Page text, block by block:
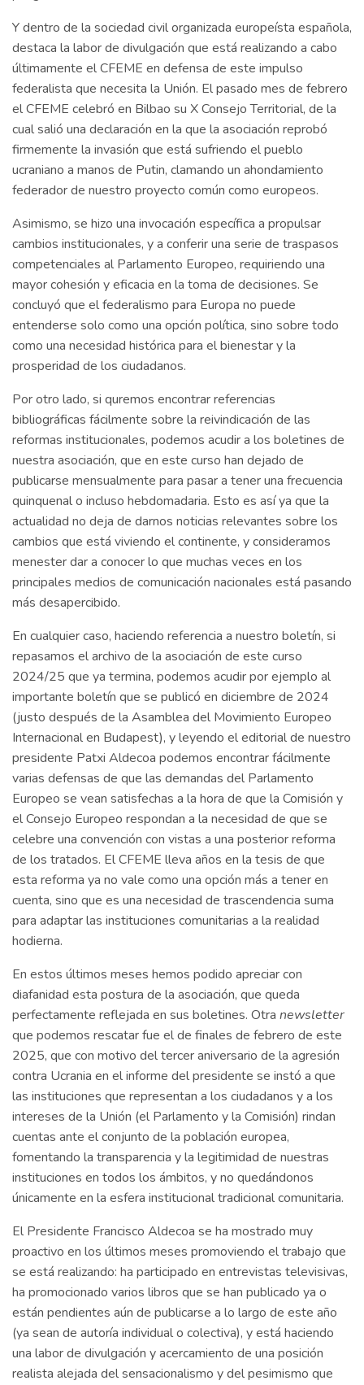
Y dentro de la sociedad civil organizada europeísta española,
destaca la labor de divulgación que está realizando a cabo
últimamente el CFEME en defensa de este impulso
federalista que necesita la Unión. El pasado mes de febrero
el CFEME celebró en Bilbao su X Consejo Territorial, de la
cual salió una declaración en la que la asociación reprobó
firmemente la invasión que está sufriendo el pueblo
ucraniano a manos de Putin, clamando un ahondamiento
federador de nuestro proyecto común como europeos.
Asimismo, se hizo una invocación específica a propulsar
cambios institucionales, y a conferir una serie de traspasos
competenciales al Parlamento Europeo, requiriendo una
mayor cohesión y eficacia en la toma de decisiones. Se
concluyó que el federalismo para Europa no puede
entenderse solo como una opción política, sino sobre todo
como una necesidad histórica para el bienestar y la
prosperidad de los ciudadanos.
Por otro lado, si quremos encontrar referencias
bibliográficas fácilmente sobre la reivindicación de las
reformas institucionales, podemos acudir a los boletines de
nuestra asociación, que en este curso han dejado de
publicarse mensualmente para pasar a tener una frecuencia
quinquenal o incluso hebdomadaria. Esto es así ya que la
actualidad no deja de darnos noticias relevantes sobre los
cambios que está viviendo el continente, y consideramos
menester dar a conocer lo que muchas veces en los
principales medios de comunicación nacionales está pasando
más desapercibido.
En cualquier caso, haciendo referencia a nuestro boletín, si
repasamos el archivo de la asociación de este curso
2024/25 que ya termina, podemos acudir por ejemplo al
importante boletín que se publicó en diciembre de 2024
(justo después de la Asamblea del Movimiento Europeo
Internacional en Budapest), y leyendo el editorial de nuestro
presidente Patxi Aldecoa podemos encontrar fácilmente
varias defensas de que las demandas del Parlamento
Europeo se vean satisfechas a la hora de que la Comisión y
el Consejo Europeo respondan a la necesidad de que se
celebre una convención con vistas a una posterior reforma
de los tratados. El CFEME lleva años en la tesis de que
esta reforma ya no vale como una opción más a tener en
cuenta, sino que es una necesidad de trascendencia suma
para adaptar las instituciones comunitarias a la realidad
hodierna.
En estos últimos meses hemos podido apreciar con
diafanidad esta postura de la asociación, que queda
perfectamente reflejada en sus boletines. Otra newsletter
que podemos rescatar fue el de finales de febrero de este
2025, que con motivo del tercer aniversario de la agresión
contra Ucrania en el informe del presidente se instó a que
las instituciones que representan a los ciudadanos y a los
intereses de la Unión (el Parlamento y la Comisión) rindan
cuentas ante el conjunto de la población europea,
fomentando la transparencia y la legitimidad de nuestras
instituciones en todos los ámbitos, y no quedándonos
únicamente en la esfera institucional tradicional comunitaria.
El Presidente Francisco Aldecoa se ha mostrado muy
proactivo en los últimos meses promoviendo el trabajo que
se está realizando: ha participado en entrevistas televisivas,
ha promocionado varios libros que se han publicado ya o
están pendientes aún de publicarse a lo largo de este año
(ya sean de autoría individual o colectiva), y está haciendo
una labor de divulgación y acercamiento de una posición
realista alejada del sensacionalismo y del pesimismo que